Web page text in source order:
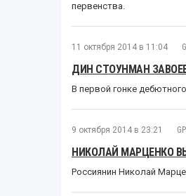
первенства.
11 октября 2014 в 11:04
ДИН СТОУНМАН
В первой гонке
9 октября 2014 в 23:21
НИКОЛАЙ МАРЦЕНКО
Россиянин Николай